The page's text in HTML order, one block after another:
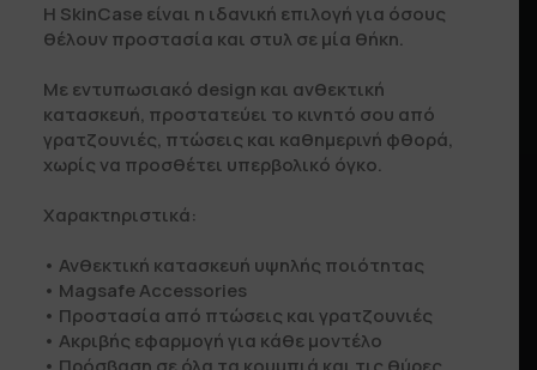
Η SkinCase είναι η ιδανική επιλογή για όσους
θέλουν προστασία και στυλ σε μία θήκη.
Με εντυπωσιακό design και ανθεκτική
κατασκευή, προστατεύει το κινητό σου από
γρατζουνιές, πτώσεις και καθημερινή φθορά,
χωρίς να προσθέτει υπερβολικό όγκο.
Χαρακτηριστικά:
• Ανθεκτική κατασκευή υψηλής ποιότητας
• Μagsafe Accessories
• Προστασία από πτώσεις και γρατζουνιές
• Ακριβής εφαρμογή για κάθε μοντέλο